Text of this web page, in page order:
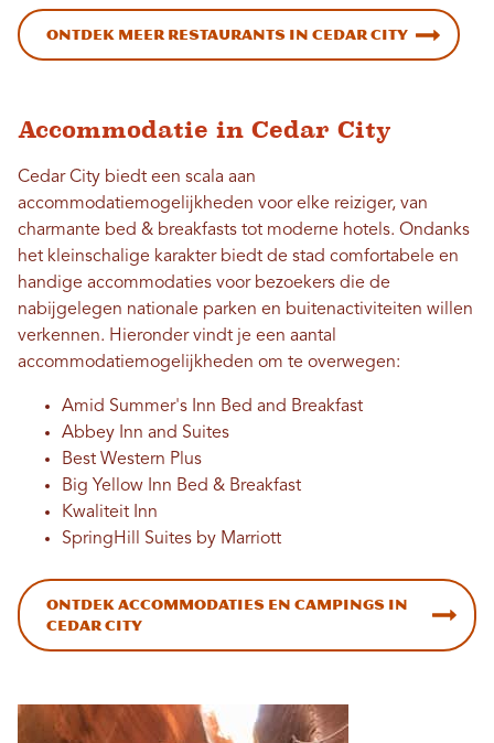
Ontdek meer restaurants in Cedar City
Accommodatie in Cedar City
Cedar City biedt een scala aan
accommodatiemogelijkheden voor elke reiziger, van
charmante bed & breakfasts tot moderne hotels. Ondanks
het kleinschalige karakter biedt de stad comfortabele en
handige accommodaties voor bezoekers die de
nabijgelegen nationale parken en buitenactiviteiten willen
verkennen. Hieronder vindt je een aantal
accommodatiemogelijkheden om te overwegen:
Amid Summer's Inn Bed and Breakfast
Abbey Inn and Suites
Best Western Plus
Big Yellow Inn Bed & Breakfast
Kwaliteit Inn
SpringHill Suites by Marriott
Ontdek accommodaties en campings in
Cedar City